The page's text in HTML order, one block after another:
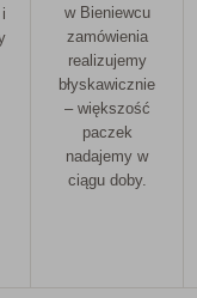
w Bieniewcu
zamówienia
realizujemy
błyskawicznie
– większość
paczek
nadajemy w
ciągu doby.